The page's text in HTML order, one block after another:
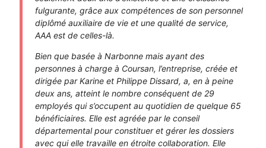
fulgurante, grâce aux compétences de son personnel
diplômé auxiliaire de vie et une qualité de service,
AAA est de celles-là.
Bien que basée à Narbonne mais ayant des
personnes à charge à Coursan, l’entreprise, créée et
dirigée par Karine et Philippe Dissard, a, en à peine
deux ans, atteint le nombre conséquent de 29
employés qui s’occupent au quotidien de quelque 65
bénéficiaires. Elle est agréée par le conseil
départemental pour constituer et gérer les dossiers
avec qui elle travaille en étroite collaboration. Elle